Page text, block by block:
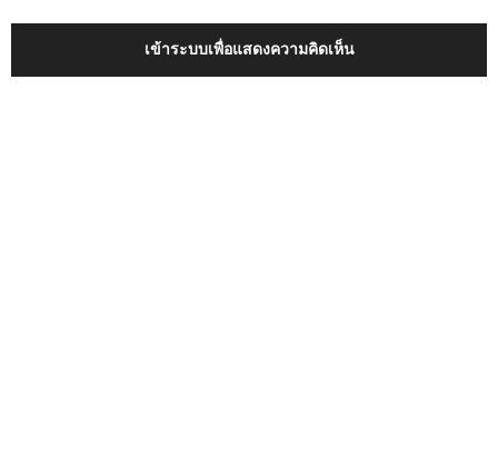
เข้าระบบเพื่อแสดงความคิดเห็น